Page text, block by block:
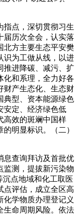
点，深切贯彻习生
届历次全会，认实落
北方主要生态平安樊
识为工做从线，以进
推进降碳、减污、扩
化和系理，全力好各
财产生态化、生态财
典型、资本能源绿色
安定、经济绿色低
高效的斑斓中国样
明显标识。（二）
查询拜访及首批优
监测，提拔新污染物
沉点地域和化工取医
点评估，成立全区高
化学物质办理登记义
生命周期风险。依法